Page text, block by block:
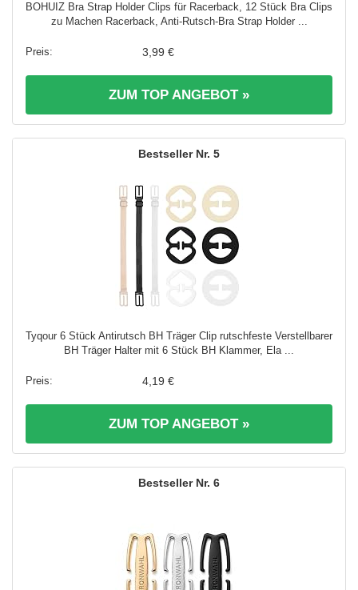
BOHUIZ Bra Strap Holder Clips für Racerback, 12 Stück Bra Clips
zu Machen Racerback, Anti-Rutsch-Bra Strap Holder ...
3,99 €
ZUM TOP ANGEBOT »
5
Tyqour 6 Stück Antirutsch BH Träger Clip rutschfeste Verstellbarer
BH Träger Halter mit 6 Stück BH Klammer, Ela ...
4,19 €
ZUM TOP ANGEBOT »
6